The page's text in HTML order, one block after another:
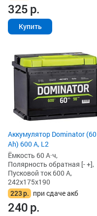
325р.
Купить
Аккумулятор Dominator (60
Ah) 600 А, L2
Ёмкость 60 А·ч,
Полярность обратная [- +],
Пусковой ток 600 А,
242x175x190
223р. при сдаче акб
240р.